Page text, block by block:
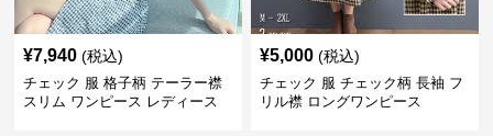
¥7,940 (税込)
チェック 服 格子柄 テーラー襟
スリム ワンピース レディース
¥5,000 (税込)
チェック 服 チェック柄 長袖 フ
リル襟 ロングワンピース